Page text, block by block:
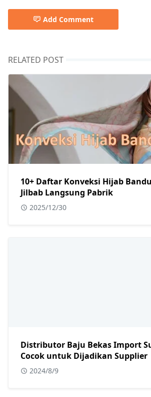
Add Comment
RELATED POST
10+ Daftar Konveksi Hijab
Jilbab Langsung Pabrik
2025/12/30
Distributor Baju Bekas Import
Cocok untuk Dijadikan Supplier
2024/8/9